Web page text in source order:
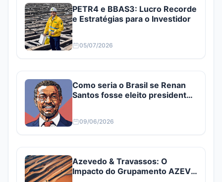
PETR4 e BBAS3: Lucro Recorde
e Estratégias para o Investidor
05/07/2026
Como seria o Brasil se Renan
Santos fosse eleito presidente?
09/06/2026
Azevedo & Travassos: O
Impacto do Grupamento AZEV3